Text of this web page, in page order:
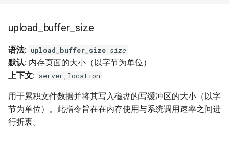
woothee
worker-events
xxhash
upload_buffer_size
语法: upload_buffer_size size
默认: 内存页面的大小（以字节为单位）
上下文: server,location
用于累积文件数据并将其写入磁盘的写缓冲区的大小（以字
节为单位）。此指令旨在在内存使用与系统调用速率之间进
行折衷。